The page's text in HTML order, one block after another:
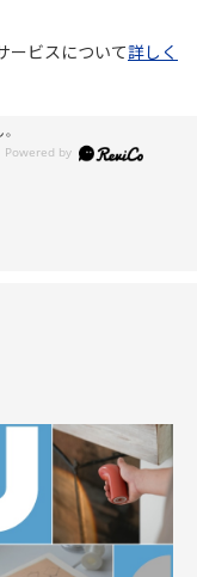
ービスについて詳しく